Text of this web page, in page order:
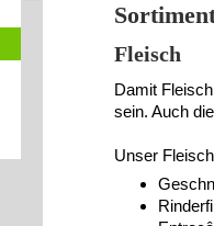
Fleisch
Damit
sein. Auch
Unser